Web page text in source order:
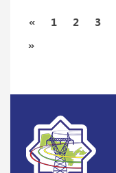
« 1 2 3
»